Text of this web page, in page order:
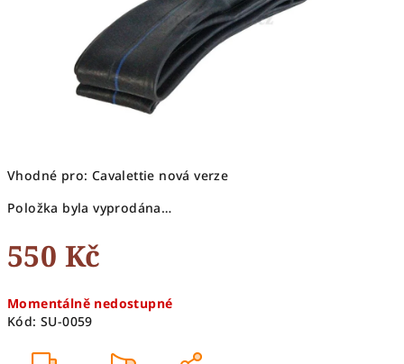
Vhodné pro: Cavalettie nová verze
Položka byla vyprodána…
550 Kč
cena:
Momentálně nedostupné
Kód: SU-0059